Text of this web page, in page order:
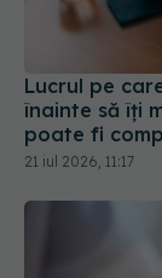
Lucrul pe
înainte să îți
poate fi
21 iul 2026, 11:17